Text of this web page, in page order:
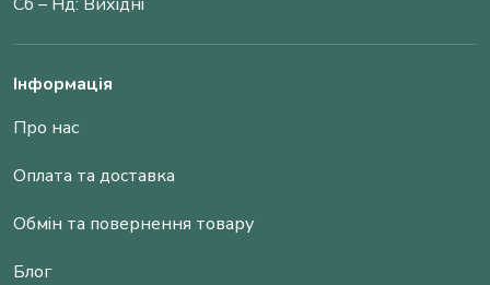
Інформація
Про нас
Оплата та доставка
Обмін та повернення товару
Блог